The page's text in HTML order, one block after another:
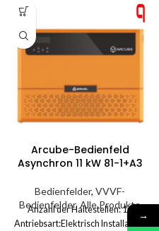
Arcube-Bedienfeld
Asynchron 11 kW 81-1+A3
Bedienfelder, VVVF-
Bedienfelder, Alle Produkte
Anzahl der Haltestellen: 16
Antriebsart:Elektrisch Installation:
→